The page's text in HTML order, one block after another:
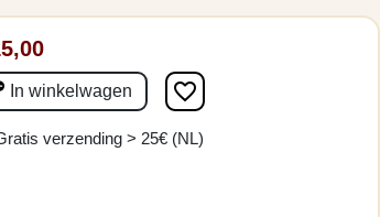
In winkelwagen favorite_border
verzending > 25€ (NL)